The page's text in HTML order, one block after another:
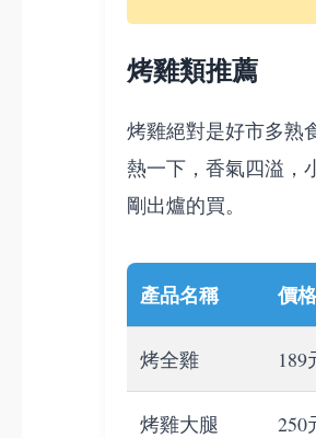
烤雞類推薦
烤雞絕對是好市多熟
熱一下，香氣四溢，
剛出爐的買。
產品名稱 價格
烤全雞 189
烤雞大腿 250